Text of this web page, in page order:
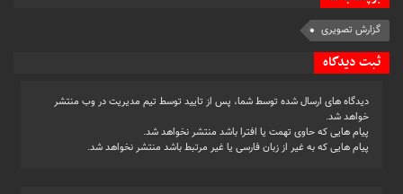
گزارش تصویری
ثبت دیدگاه
دیدگاه های ارسال شده توسط شما، پس از تایید توسط تیم مدیریت در وب منتشر
خواهد شد.
پیام هایی که حاوی تهمت یا افترا باشد منتشر نخواهد شد.
پیام هایی که به غیر از زبان فارسی یا غیر مرتبط باشد منتشر نخواهد شد.